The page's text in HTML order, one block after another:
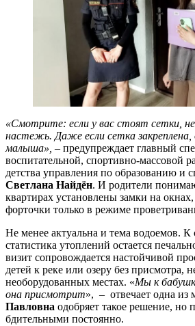
«Смотрите: если у вас стоят сетки,
настежь. Даже если сетка
малыша», – предупреждает главный
воспитательной, спортивно-массовой
детства управления по образованию и
Светлана Найдён. И родители
квартирах установлены замки на
форточки только в режиме
Не менее актуальна и тема водоемов.
статистика утоплений остается
визит сопровождается настойчивой
детей к реке или озеру без присмотра,
необорудованных местах. «Мы к
она присмотрит», – отвечает одна из
Павловна одобряет такое решение, но
бдительными постоянно.